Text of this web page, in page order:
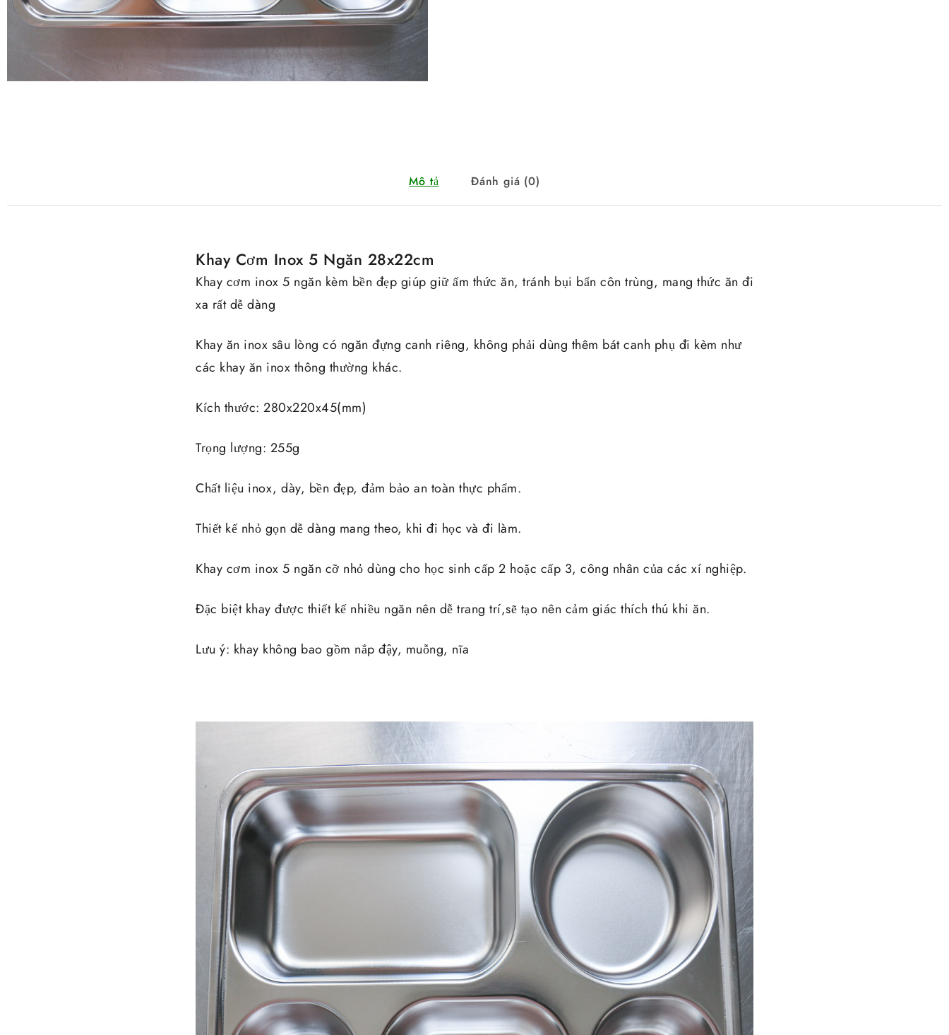
Mô tả Đánh giá (0)
Khay Cơm Inox 5 Ngăn 28x22cm
Khay cơm inox 5 ngăn kèm bền đẹp giúp giữ ấm thức ăn, tránh bụi bẩn côn trùng, mang thức ăn đi
xa rất dễ dàng
Khay ăn inox sâu lòng có ngăn đựng canh riêng, không phải dùng thêm bát canh phụ đi kèm như
các khay ăn inox thông thường khác.
Kích thước: 280x220x45(mm)
Trọng lượng: 255g
Chất liệu inox, dày, bền đẹp, đảm bảo an toàn thực phẩm.
Thiết kế nhỏ gọn dễ dàng mang theo, khi đi học và đi làm.
Khay cơm inox 5 ngăn cỡ nhỏ dùng cho học sinh cấp 2 hoặc cấp 3, công nhân của các xí nghiệp.
Đặc biệt khay được thiết kế nhiều ngăn nên dễ trang trí,sẽ tạo nên cảm giác thích thú khi ăn.
Lưu ý: khay không bao gồm nắp đậy, muỗng, nĩa